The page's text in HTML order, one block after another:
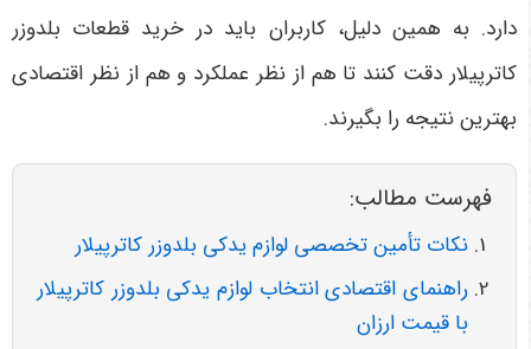
دارد. به همین دلیل، کاربران باید در خرید قطعات بلدوزر
کاترپیلار دقت کنند تا هم از نظر عملکرد و هم از نظر اقتصادی
بهترین نتیجه را بگیرند.
فهرست مطالب:
نکات تأمین تخصصی لوازم یدکی بلدوزر کاترپیلار
راهنمای اقتصادی انتخاب لوازم یدکی بلدوزر کاترپیلار
با قیمت ارزان